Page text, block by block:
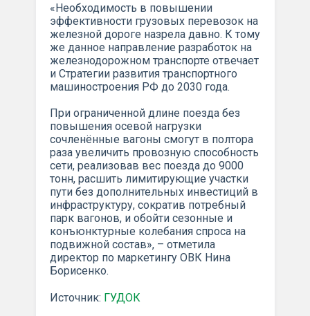
«Необходимость в повышении
эффективности грузовых перевозок на
железной дороге назрела давно. К тому
же данное направление разработок на
железнодорожном транспорте отвечает
и Стратегии развития транспортного
машиностроения РФ до 2030 года.
При ограниченной длине поезда без
повышения осевой нагрузки
сочленённые вагоны смогут в полтора
раза увеличить провозную способность
сети, реализовав вес поезда до 9000
тонн, расшить лимитирующие участки
пути без дополнительных инвестиций в
инфраструктуру, сократив потребный
парк вагонов, и обойти сезонные и
конъюнктурные колебания спроса на
подвижной состав», – отметила
директор по маркетингу ОВК Нина
Борисенко.
Источник: ГУДОК